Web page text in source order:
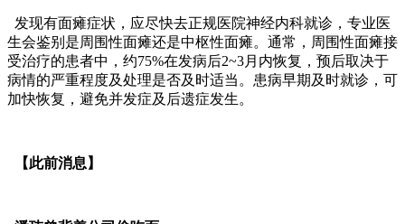
发现有面瘫症状，应尽快去正规医院神经内科就诊，专业医
生会鉴别是周围性面瘫还是中枢性面瘫。通常，周围性面瘫接
受治疗的患者中，约75%在发病后2~3月内恢复，预后取决于
病情的严重程度及处理是否及时适当。患病早期及时就诊，可
加快恢复，避免并发症及后遗症发生。
【此前消息】